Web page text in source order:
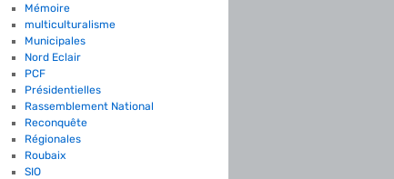
Mémoire
multiculturalisme
Municipales
Nord Eclair
PCF
Présidentielles
Rassemblement National
Reconquête
Régionales
Roubaix
SIO